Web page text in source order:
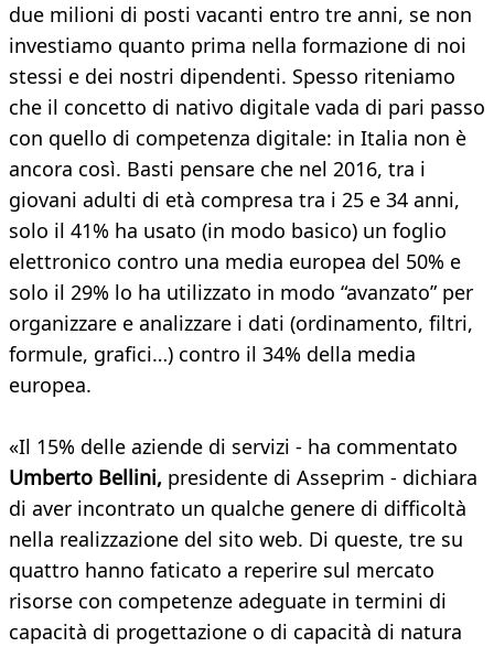
due milioni di posti vacanti entro tre anni, se non
investiamo quanto prima nella formazione di noi
stessi e dei nostri dipendenti. Spesso riteniamo
che il concetto di nativo digitale vada di pari passo
con quello di competenza digitale: in Italia non è
ancora così. Basti pensare che nel 2016, tra i
giovani adulti di età compresa tra i 25 e 34 anni,
solo il 41% ha usato (in modo basico) un foglio
elettronico contro una media europea del 50% e
solo il 29% lo ha utilizzato in modo “avanzato” per
organizzare e analizzare i dati (ordinamento, filtri,
formule, grafici…) contro il 34% della media
europea.
«Il 15% delle aziende di servizi - ha commentato
Umberto Bellini, presidente di Asseprim - dichiara
di aver incontrato un qualche genere di difficoltà
nella realizzazione del sito web. Di queste, tre su
quattro hanno faticato a reperire sul mercato
risorse con competenze adeguate in termini di
capacità di progettazione o di capacità di natura